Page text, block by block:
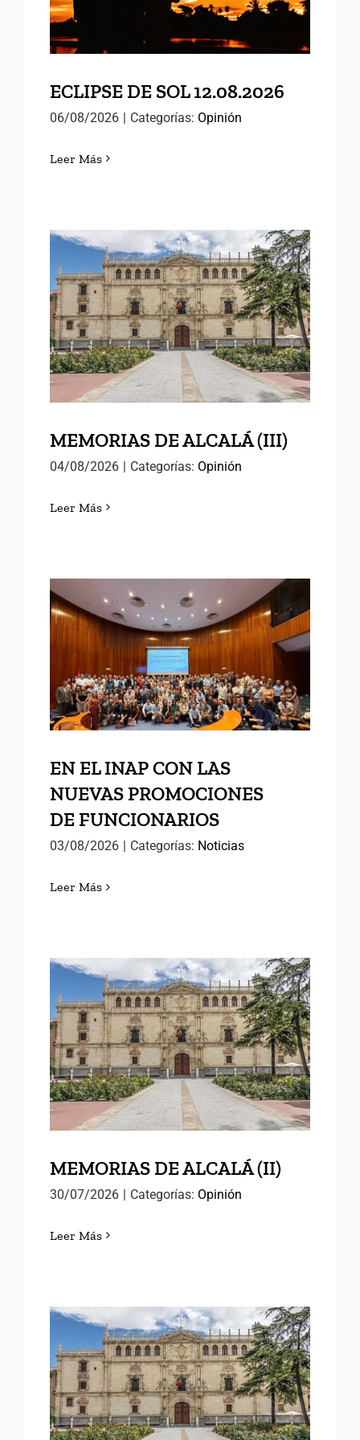
ECLIPSE DE SOL 12.08.2026
06/08/2026 | Categorías: Opinión
Leer Más
MEMORIAS DE ALCALÁ
(III)
MEMORIAS DE ALCALÁ (III)
04/08/2026 | Categorías: Opinión
Leer Más
EN EL INAP CON LAS
NUEVAS PROMOCIONES
DE FUNCIONARIOS
EN EL INAP CON LAS
NUEVAS PROMOCIONES
DE FUNCIONARIOS
03/08/2026 | Categorías: Noticias
Leer Más
MEMORIAS DE ALCALÁ (II)
MEMORIAS DE ALCALÁ (II)
30/07/2026 | Categorías: Opinión
Leer Más
MEMORIAS DE ALCALÁ (I)